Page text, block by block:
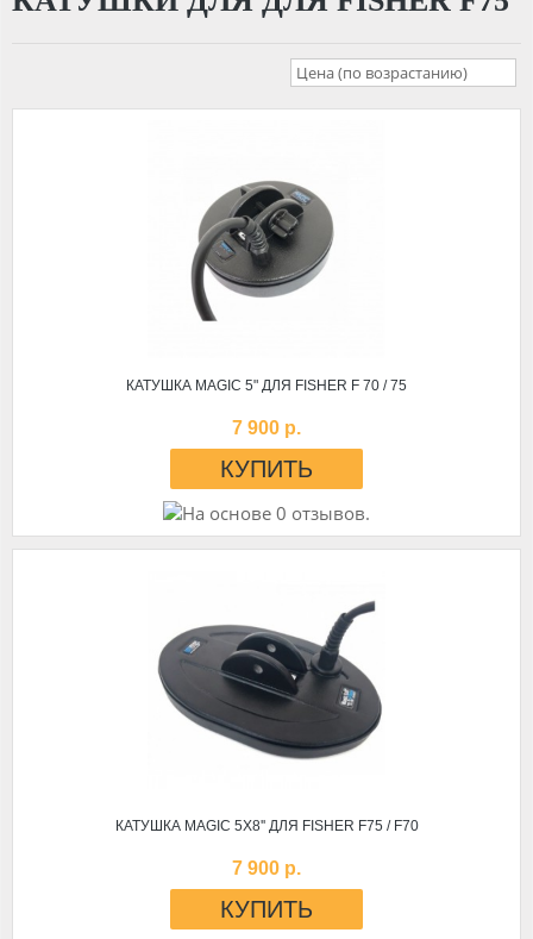
Цена (по возрастанию)
КАТУШКА MAGIC 5" ДЛЯ FISHER F 70 / 75
7 900 р.
КАТУШКА MAGIC 5Х8'' ДЛЯ FISHER F75 / F70
7 900 р.